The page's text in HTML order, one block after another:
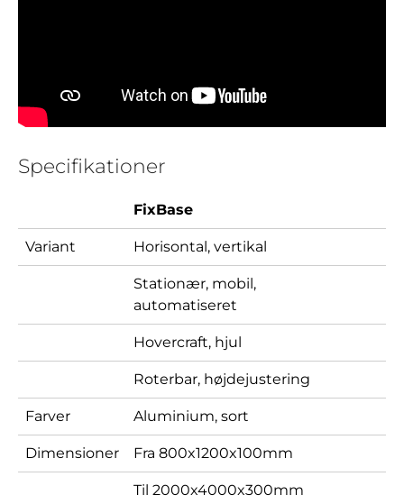
Specifikationer
FixBase
Variant Horisontal, vertikal
Stationær, mobil,
automatiseret
Hovercraft, hjul
Roterbar, højdejustering
Farver Aluminium, sort
Dimensioner Fra 800x1200x100mm
Til 2000x4000x300mm